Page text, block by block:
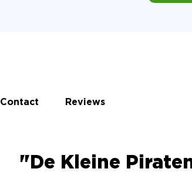
Contact Reviews
"De Kleine